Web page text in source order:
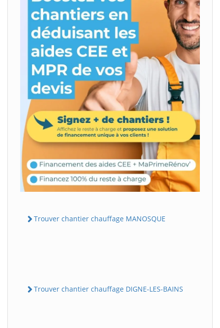
Trouver chantier chauffage MANOSQUE
Trouver chantier chauffage DIGNE-LES-BAINS